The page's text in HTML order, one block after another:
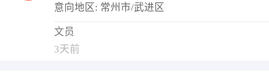
意向地区: 常州市/武进区
文员
3天前